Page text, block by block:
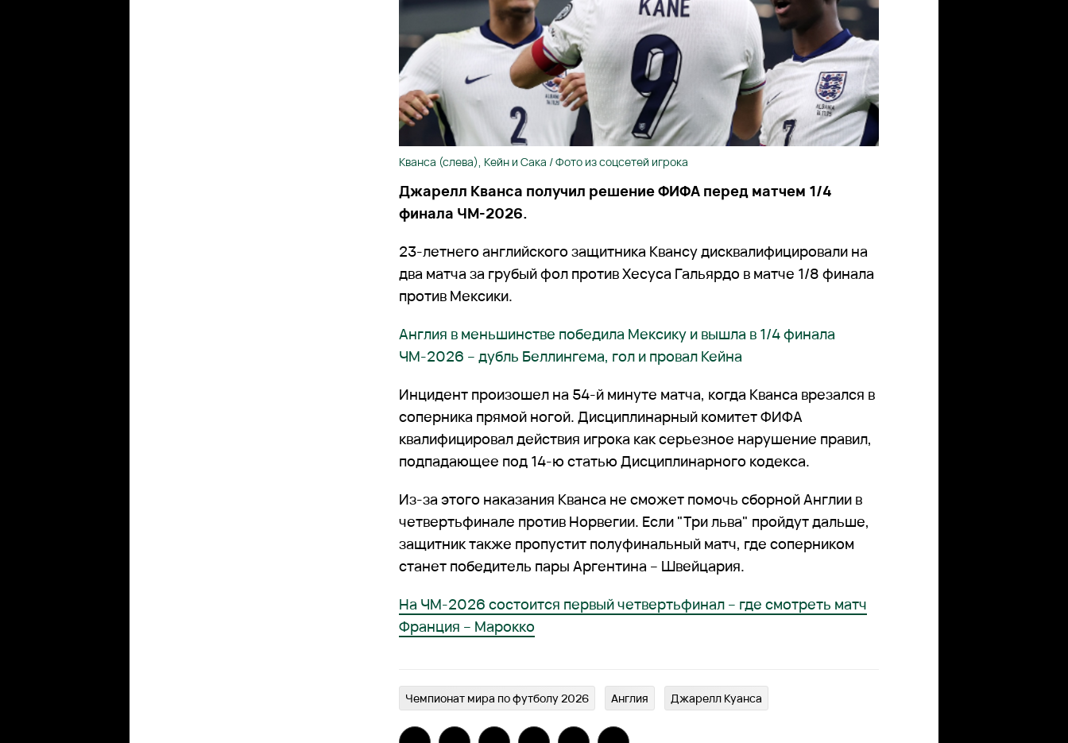
Кванса (слева), Кейн и Сака / Фото из соцсетей игрока
Джарелл Кванса получил решение ФИФА перед матчем 1/4
финала ЧМ-2026.
23-летнего английского защитника Квансу дисквалифицировали на
два матча за грубый фол против Хесуса Гальярдо в матче 1/8 финала
против Мексики.
Англия в меньшинстве победила Мексику и вышла в 1/4 финала
ЧМ-2026 – дубль Беллингема, гол и провал Кейна
Инцидент произошел на 54-й минуте матча, когда Кванса врезался в
соперника прямой ногой. Дисциплинарный комитет ФИФА
квалифицировал действия игрока как серьезное нарушение правил,
подпадающее под 14-ю статью Дисциплинарного кодекса.
Из-за этого наказания Кванса не сможет помочь сборной Англии в
четвертьфинале против Норвегии. Если "Три льва" пройдут дальше,
защитник также пропустит полуфинальный матч, где соперником
станет победитель пары Аргентина – Швейцария.
На ЧМ-2026 состоится первый четвертьфинал – где смотреть матч
Франция – Марокко
Чемпионат мира по футболу 2026 Англия Джарелл Куанса